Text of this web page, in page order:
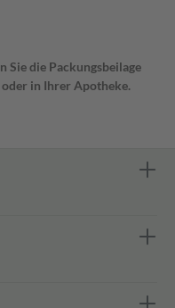
Sie die Packungsbeilage
in Ihrer Apotheke.